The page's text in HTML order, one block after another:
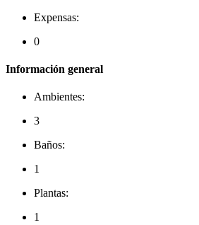
Expensas:
0
Información general
Ambientes:
3
Baños:
1
Plantas:
1